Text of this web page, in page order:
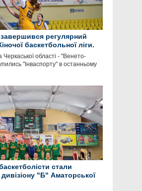
регулярний
баскетбольної ліги.
Черкаської області - "Венето-
"Інваспорту" в останньому
стали
"Б" Аматорської